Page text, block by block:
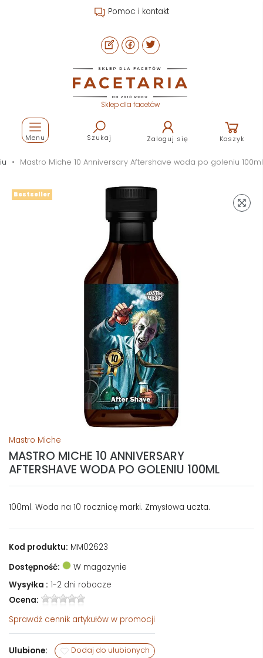
Pomoc i kontakt
Sklep dla facetów
Szukaj Zaloguj się Koszyk
Menu
Mastro Miche 10 Anniversary Aftershave woda po goleniu 100ml
Bestseller
Mastro Miche
MASTRO MICHE 10 ANNIVERSARY
AFTERSHAVE WODA PO GOLENIU 100ML
100ml. Woda na 10 rocznicę marki. Zmysłowa uczta.
Kod produktu: MM02623
Dostępność:
W magazynie
Wysyłka : 1-2 dni robocze
Ocena:
Sprawdź cennik artykułów w promocji
Ulubione: Dodaj do ulubionych